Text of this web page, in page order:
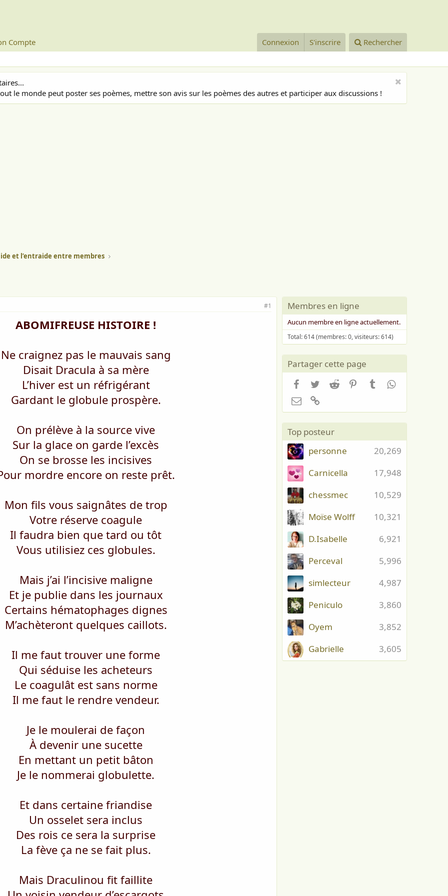
Compte Connexion S'inscrire Rechercher
le monde peut poster ses poèmes, mettre son avis sur les poèmes des autres et participer aux discussions !
et l’entraide entre membres
#1
ABOMIFREUSE HISTOIRE !
Ne craignez pas le mauvais sang
Disait Dracula à sa mère
L’hiver est un réfrigérant
Gardant le globule prospère.
On prélève à la source vive
Sur la glace on garde l’excès
On se brosse les incisives
mordre encore on reste prêt.
Mon fils vous saignâtes de trop
Votre réserve coagule
Il faudra bien que tard ou tôt
Vous utilisiez ces globules.
Mais j’ai l’incisive maligne
Et je publie dans les journaux
Certains hématophages dignes
M’achèteront quelques caillots.
Il me faut trouver une forme
Qui séduise les acheteurs
Le coagulât est sans norme
Il me faut le rendre vendeur.
Je le moulerai de façon
À devenir une sucette
En mettant un petit bâton
Je le nommerai globulette.
Et dans certaine friandise
Un osselet sera inclus
Des rois ce sera la surprise
La fève ça ne se fait plus.
Mais Draculinou fit faillite
Membres en ligne
Aucun membre en ligne actuellement.
Total: 614 (membres: 0, visiteurs: 614)
Partager cette page
Facebook
TwitterReddit PinterestTumblrWhatsApp
Email
Top posteur
20,269
personne
17,948
Carnicella
10,529
chessmec
10,321
Moïse Wolff
6,921
D.Isabelle
5,996
Perceval
4,987
simlecteur
3,860
Peniculo
3,852
Oyem
3,605
Gabrielle